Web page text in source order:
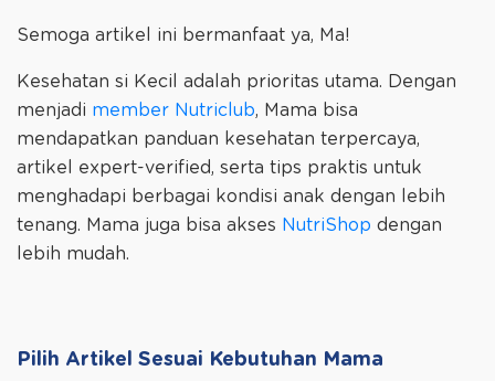
Semoga artikel ini bermanfaat ya, Ma!
Kesehatan si Kecil adalah prioritas utama. Dengan
menjadi member Nutriclub, Mama bisa
mendapatkan panduan kesehatan terpercaya,
artikel expert-verified, serta tips praktis untuk
menghadapi berbagai kondisi anak dengan lebih
tenang. Mama juga bisa akses NutriShop dengan
lebih mudah.
Pilih Artikel Sesuai Kebutuhan Mama